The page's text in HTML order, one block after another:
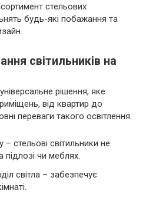
стельових
будь-які побажання та
світильників на
рішення, яке
від квартир до
переваги такого освітлення:
стельові світильники не
чи меблях.
світла – забезпечує